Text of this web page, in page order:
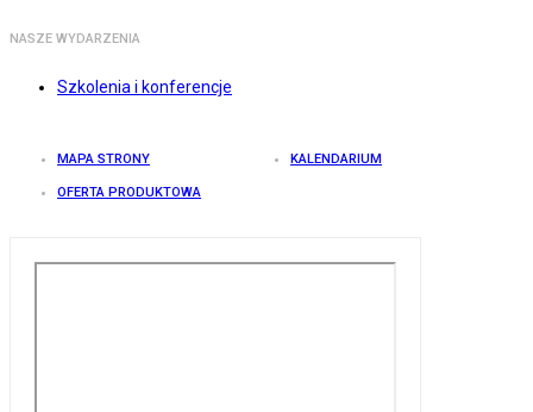
NASZE WYDARZENIA
Szkolenia i konferencje
MAPA STRONY KALENDARIUM
OFERTA PRODUKTOWA